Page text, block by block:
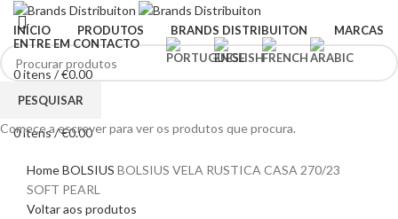
INÍCIO PRODUTOS BRANDS DISTRIBUITON
MARCAS
ENTRE EM CONTACTO
0itens /€0.00
Menu
0itens/€0.00
HomeBOLSIUS BOLSIUS VELA RUSTICA CASA 270/23
SOFT PEARL
Voltar aos produtos
PESQUISAR
Comece a escrever para ver os produtos que procura.